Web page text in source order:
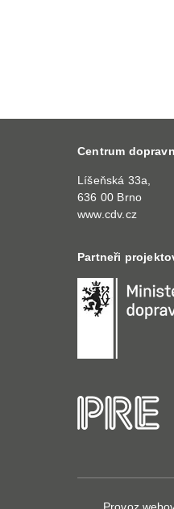
Centrum
Líšeňská 33a,
636 00 Brno
www.cdv.cz
Partneři